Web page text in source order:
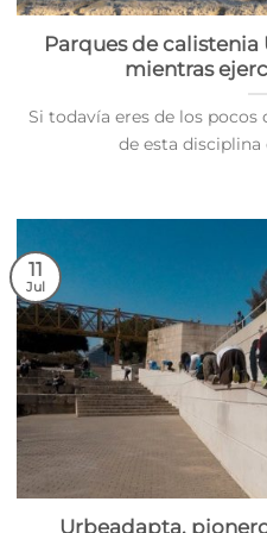
Parques de
mientras
Si todavía eres de los
de esta disciplina
Urbeadapta,
11
Jul